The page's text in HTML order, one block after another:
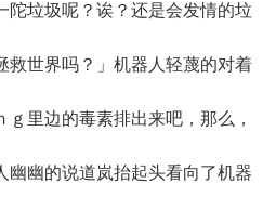
垃圾呢？诶？还是会发情的垃
救世界吗？」机器人轻蔑的对着
里边的毒素排出来吧，那么，
幽幽的说道岚抬起头看向了机器